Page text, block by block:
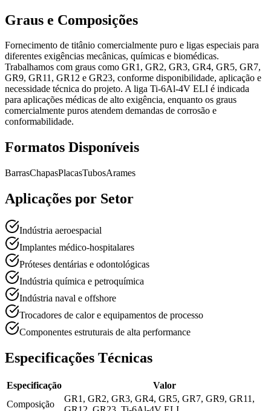
Graus e Composições
Fornecimento de titânio comercialmente puro e ligas especiais para
diferentes exigências mecânicas, químicas e biomédicas.
Trabalhamos com graus como GR1, GR2, GR3, GR4, GR5, GR7,
GR9, GR11, GR12 e GR23, conforme disponibilidade, aplicação e
necessidade técnica do projeto. A liga Ti-6Al-4V ELI é indicada
para aplicações médicas de alto exigência, enquanto os graus
comercialmente puros atendem demandas de corrosão e
conformabilidade.
Formatos Disponíveis
BarrasChapasPlacasTubosArames
Aplicações por Setor
Indústria aeroespacial
Implantes médico-hospitalares
Próteses dentárias e odontológicas
Indústria química e petroquímica
Indústria naval e offshore
Trocadores de calor e equipamentos de processo
Componentes estruturais de alta performance
Especificações Técnicas
Especificação
Valor
Composição
GR1, GR2, GR3, GR4, GR5, GR7, GR9, GR11,